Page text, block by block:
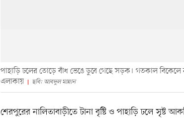
পাহাড়ি ঢ‌লের তো‌ড়ে বাঁধ ভেঙে ডুবে গেছে সড়ক। গতকাল
এলাকায়
ছ‌বি: আবদুল মান্নান
শেরপুরের নালিতাবাড়ীতে টানা বৃষ্টি ও পাহাড়ি ঢলে সৃষ্ট